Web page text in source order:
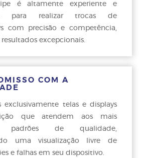
é altamente experiente e
para realizar trocas de
com precisão e competência,
excepcionais.
COM A
exclusivamente telas e displays
que atendem aos mais
padrões de qualidade,
uma visualização livre de
e falhas em seu dispositivo.